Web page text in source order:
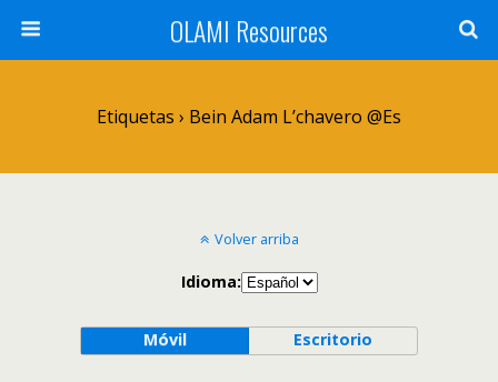
OLAMI Resources
Etiquetas › Bein Adam L’chavero @es
Volver arriba
Idioma:
Móvil Escritorio